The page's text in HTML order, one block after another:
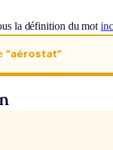
la définition du mot
“aérostat“